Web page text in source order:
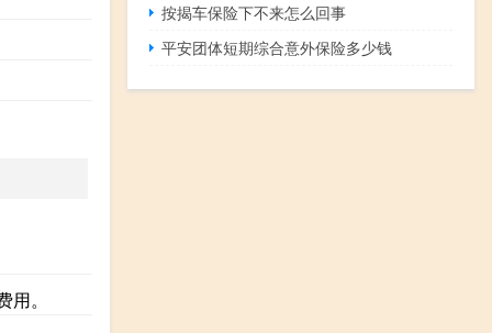
。
按揭车保险下不来怎么回事
平安团体短期综合意外保险多少钱